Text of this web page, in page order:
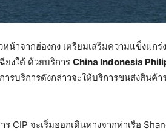
น้าจากฮ่องกง เตรียมเสริมความแข็งแก
ยงใต้ ด้วยบริการ China Indonesia
รบริการดังกล่าวจะให้บริการขนส่งสินค้
CIP จะเริ่มออกเดินทางจากท่าเรือ